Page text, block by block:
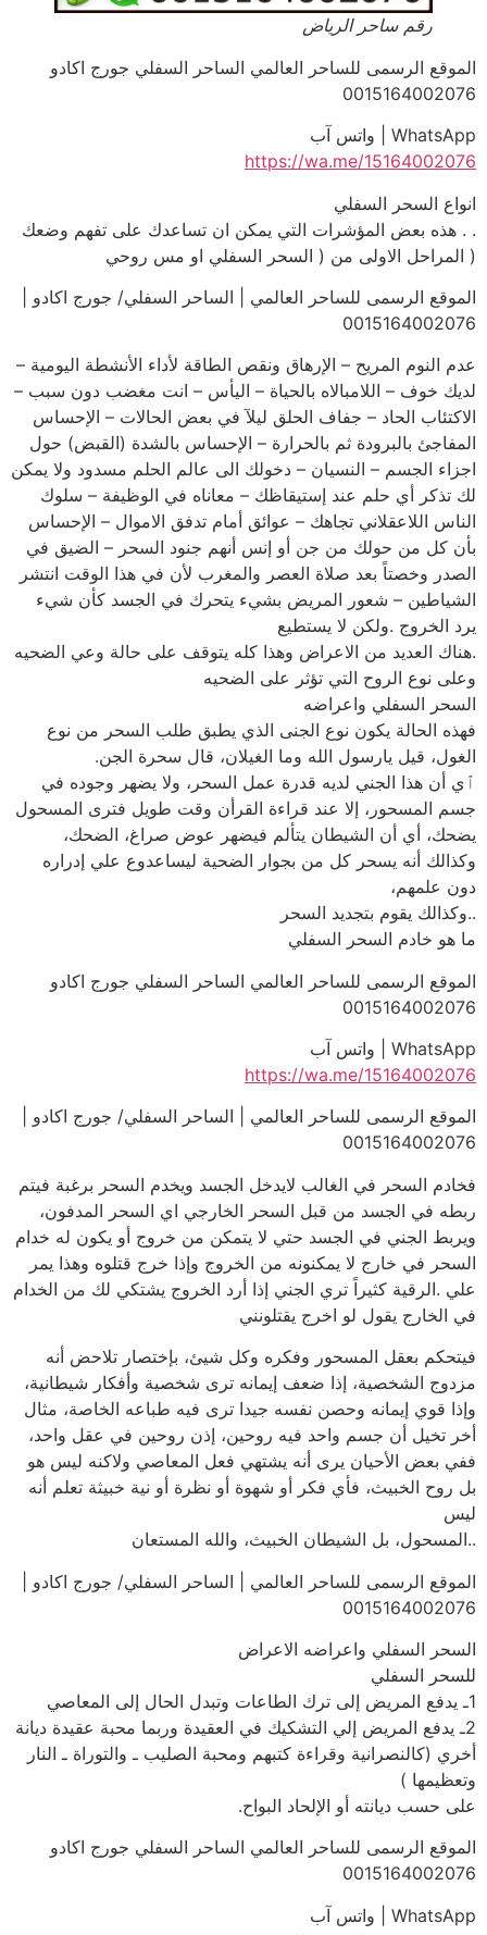
رقم ساحر الرياض
الموقع الرسمى للساحر العالمي الساحر السفلي جورج اكادو
0015164002076
WhatsApp | واتس آب
https://wa.me/15164002076
انواع السحر السفلي
. . هذه بعض المؤشرات التي يمكن ان تساعدك على تفهم وضعك
( المراحل الاولى من ( السحر السفلي او مس روحي
الموقع الرسمى للساحر العالمي | الساحر السفلي/ جورج اكادو |
0015164002076
عدم النوم المريح – الإرهاق ونقص الطاقة لأداء الأنشطة اليومية –
لديك خوف – اللامبالاه بالحياة – اليأس – انت مغضب دون سبب –
الاكتئاب الحاد – جفاف الحلق ليلآ في بعض الحالات – الإحساس
المفاجئ بالبرودة ثم بالحرارة – الإحساس بالشدة (القبض) حول
اجزاء الجسم – النسيان – دخولك الى عالم الحلم مسدود ولا يمكن
لك تذكر أي حلم عند إستيقاظك – معاناه في الوظيفة – سلوك
الناس اللاعقلاني تجاهك – عوائق أمام تدفق الاموال – الإحساس
بأن كل من حولك من جن أو إنس أنهم جنود السحر – الضيق في
الصدر وخصتاً بعد صلاة العصر والمغرب لأن في هذا الوقت انتشر
الشياطين – شعور المريض بشيء يتحرك في الجسد كأن شيء
يرد الخروج .ولكن لا يستطيع
.هناك العديد من الاعراض وهذا كله يتوقف على حالة وعي الضحيه
وعلى نوع الروح التي تؤثر على الضحيه
السحر السفلي واعراضه
فهذه الحالة يكون نوع الجنى الذي يطبق طلب السحر من نوع
الغول، قيل يارسول الله وما الغيلان، قال سحرة الجن.
ٱي أن هذا الجني لديه قدرة عمل السحر، ولا يضهر وجوده في
جسم المسحور، إلا عند قراءة القرأن وقت طويل فترى المسحول
يضحك، أي أن الشيطان يتألم فيضهر عوض صراغ، الضحك،
وكذالك أنه يسحر كل من بجوار الضحية ليساعدوع علي إدراره
دون علمهم،
..وكذالك يقوم بتجديد السحر
ما هو خادم السحر السفلي
الموقع الرسمى للساحر العالمي الساحر السفلي جورج اكادو
0015164002076
WhatsApp | واتس آب
https://wa.me/15164002076
الموقع الرسمى للساحر العالمي | الساحر السفلي/ جورج اكادو |
0015164002076
فخادم السحر في الغالب لايدخل الجسد ويخدم السحر برغبة فيتم
ربطه في الجسد من قبل السحر الخارجي اي السحر المدفون،
ويربط الجني في الجسد حتي لا يتمكن من خروج أو يكون له خدام
السحر في خارج لا يمكنونه من الخروج وإذا خرج قتلوه وهذا يمر
علي .الرقية كثيراً تري الجني إذا أرد الخروج يشتكي لك من الخدام
في الخارج يقول لو اخرج يقتلونني
فيتحكم بعقل المسحور وفكره وكل شيئ، بإختصار تلاحض أنه
مزدوج الشخصية، إذا ضعف إيمانه ترى شخصية وأفكار شيطانية،
وإذا قوي إيمانه وحصن نفسه جيدا ترى فيه طباعه الخاصة، مثال
أخر تخيل أن جسم واحد فيه روحين، إذن روحين في عقل واحد،
ففي بعض الأحيان يرى أنه يشتهي فعل المعاصي ولاكنه ليس هو
بل روح الخبيث، فأي فكر أو شهوة أو نظرة أو نية خبيثة تعلم أنه
ليس
..المسحول، بل الشيطان الخبيث، والله المستعان
الموقع الرسمى للساحر العالمي | الساحر السفلي/ جورج اكادو |
0015164002076
السحر السفلي واعراضه الاعراض
للسحر السفلي
1ـ يدفع المريض إلى ترك الطاعات وتبدل الحال إلى المعاصي
2ـ يدفع المريض إلي التشكيك في العقيدة وربما محبة عقيدة ديانة
أخري (كالنصرانية وقراءة كتبهم ومحبة الصليب ـ والتوراة ـ النار
وتعظيمها )
على حسب ديانته أو الإلحاد البواح.
الموقع الرسمى للساحر العالمي الساحر السفلي جورج اكادو
0015164002076
WhatsApp | واتس آب